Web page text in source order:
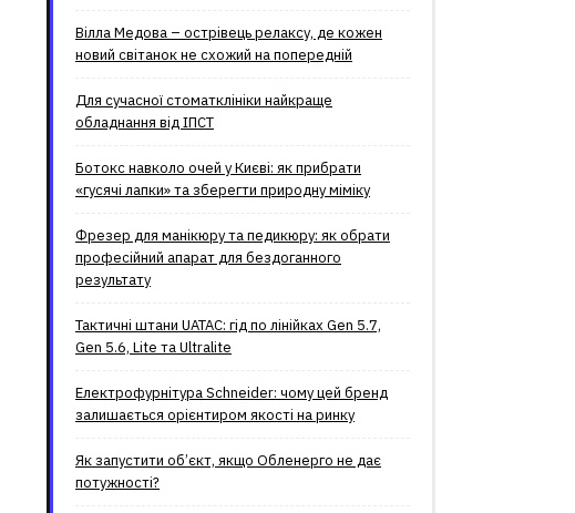
Вілла Медова – острівець релаксу, де кожен
новий світанок не схожий на попередній
Для сучасної стоматклініки найкраще
обладнання від ІПСТ
Ботокс навколо очей у Києві: як прибрати
«гусячі лапки» та зберегти природну міміку
Фрезер для манікюру та педикюру: як обрати
професійний апарат для бездоганного
результату
Тактичні штани UATAC: гід по лінійках Gen 5.7,
Gen 5.6, Lite та Ultralite
Електрофурнітура Schneider: чому цей бренд
залишається орієнтиром якості на ринку
Як запустити об’єкт, якщо Обленерго не дає
потужності?